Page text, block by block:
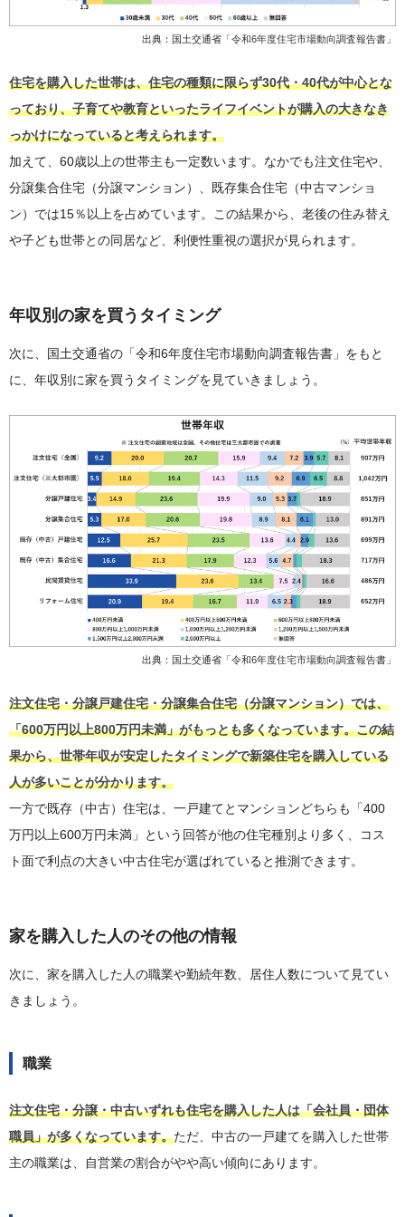
出典：国土交通省「令和6年度住宅市場動向調査報告書 」
住宅を購入した世帯は、住宅の種類に限らず30代・40代が中心とな
っており、子育てや教育といったライフイベントが購入の大きなき
っかけになっていると考えられます。
加えて、60歳以上の世帯主も一定数います。なかでも注文住宅や、
分譲集合住宅（分譲マンション）、既存集合住宅（中古マンショ
ン）では15％以上を占めています。この結果から、老後の住み替え
や子ども世帯との同居など、利便性重視の選択が見られます。
年収別の家を買うタイミング
次に、国土交通省の「令和6年度住宅市場動向調査報告書」をもと
に、年収別に家を買うタイミングを見ていきましょう。
出典：国土交通省「 令和6年度住宅市場動向調査報告書 」
注文住宅・分譲戸建住宅・分譲集合住宅（分譲マンション）では、
「600万円以上800万円未満」がもっとも多くなっています。この結
果から、世帯年収が安定したタイミングで新築住宅を購入している
人が多いことが分かります。
一方で既存（中古）住宅は、一戸建てとマンションどちらも「400
万円以上600万円未満」という回答が他の住宅種別より多く、コス
ト面で利点の大きい中古住宅が選ばれていると推測できます。
家を購入した人のその他の情報
次に、家を購入した人の職業や勤続年数、居住人数について見てい
きましょう。
職業
注文住宅・分譲・中古いずれも住宅を購入した人は「会社員・団体
職員」が多くなっています。ただ、中古の一戸建てを購入した世帯
主の職業は、自営業の割合がやや高い傾向にあります。